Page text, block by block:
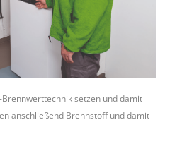
setzen und damit
anschließend Brennstoff und damit